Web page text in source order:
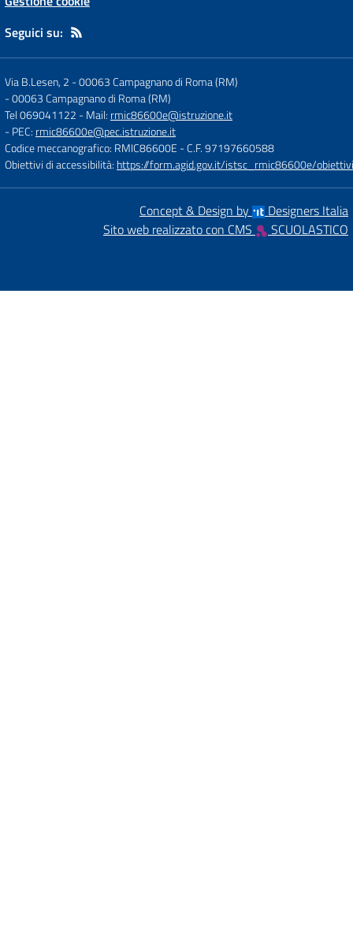
Seguici su:
Via B.Lesen, 2 - 00063 Campagnano di Roma (RM)
-00063 Campagnano di Roma (RM)
Tel 069041122 - Mail: rmic86600e@istruzione.it
- PEC: rmic86600e@pec.istruzione.it
Codice meccanografico: RMIC86600E - C.F. 97197660588
Obiettivi di accessibilità: https://form.agid.gov.it/istsc_rmic86600e/obiettivi
Concept & Design by
Designers Italia
Sito web realizzato con CMS
SCUOLASTICO